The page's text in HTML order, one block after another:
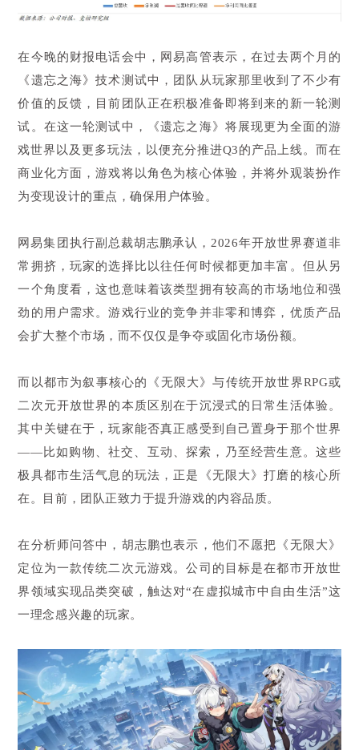
在今晚的财报电话会中，网易高管表示，在过去两个月的
《遗忘之海》技术测试中，团队从玩家那里收到了不少有
价值的反馈，目前团队正在积极准备即将到来的新一轮测
试。在这一轮测试中，《遗忘之海》将展现更为全面的游
戏世界以及更多玩法，以便充分推进Q3的产品上线。而在
商业化方面，游戏将以角色为核心体验，并将外观装扮作
为变现设计的重点，确保用户体验。
网易集团执行副总裁胡志鹏承认，2026年开放世界赛道非
常拥挤，玩家的选择比以往任何时候都更加丰富。但从另
一个角度看，这也意味着该类型拥有较高的市场地位和强
劲的用户需求。游戏行业的竞争并非零和博弈，优质产品
会扩大整个市场，而不仅仅是争夺或固化市场份额。
而以都市为叙事核心的《无限大》与传统开放世界RPG或
二次元开放世界的本质区别在于沉浸式的日常生活体验。
其中关键在于，玩家能否真正感受到自己置身于那个世界
——比如购物、社交、互动、探索，乃至经营生意。这些
极具都市生活气息的玩法，正是《无限大》打磨的核心所
在。目前，团队正致力于提升游戏的内容品质。
在分析师问答中，胡志鹏也表示，他们不愿把《无限大》
定位为一款传统二次元游戏。公司的目标是在都市开放世
界领域实现品类突破，触达对“在虚拟城市中自由生活”这
一理念感兴趣的玩家。